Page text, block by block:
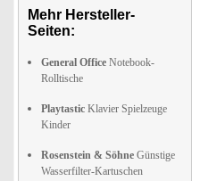
Mehr Hersteller-
Seiten:
General Office Notebook-
Rolltische
Playtastic Klavier Spielzeuge
Kinder
Rosenstein & Söhne Günstige
Wasserfilter-Kartuschen